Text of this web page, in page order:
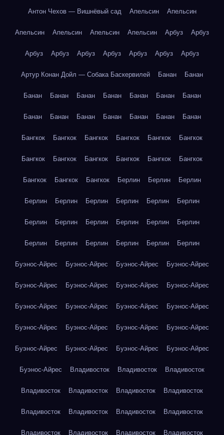
Антон Чехов — Вишнёвый сад Апельсин Апельсин
Апельсин Апельсин Апельсин Апельсин Арбуз Арбуз
Арбуз Арбуз Арбуз Арбуз Арбуз Арбуз Арбуз
Артур Конан Дойл — Собака Баскервилей Банан Банан
Банан Банан Банан Банан Банан Банан Банан
Банан Банан Банан Банан Банан Банан Банан
Бангкок Бангкок Бангкок Бангкок Бангкок Бангкок
Бангкок Бангкок Бангкок Бангкок Бангкок Бангкок
Бангкок Бангкок Бангкок Берлин Берлин Берлин
Берлин Берлин Берлин Берлин Берлин Берлин
Берлин Берлин Берлин Берлин Берлин Берлин
Берлин Берлин Берлин Берлин Берлин Берлин
Буэнос-Айрес Буэнос-Айрес Буэнос-Айрес Буэнос-Айрес
Буэнос-Айрес Буэнос-Айрес Буэнос-Айрес Буэнос-Айрес
Буэнос-Айрес Буэнос-Айрес Буэнос-Айрес Буэнос-Айрес
Буэнос-Айрес Буэнос-Айрес Буэнос-Айрес Буэнос-Айрес
Буэнос-Айрес Буэнос-Айрес Буэнос-Айрес Буэнос-Айрес
Буэнос-Айрес Владивосток Владивосток Владивосток
Владивосток Владивосток Владивосток Владивосток
Владивосток Владивосток Владивосток Владивосток
Владивосток Владивосток Владивосток Владивосток